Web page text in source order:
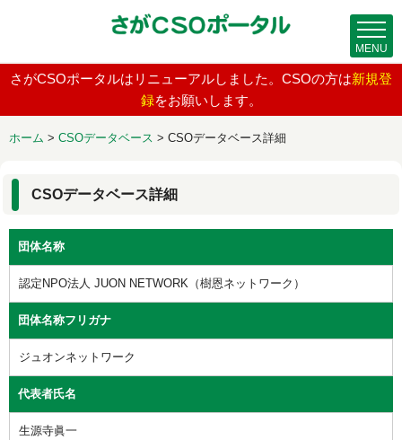
さがCSOポータルはリニューアルしました。CSOの方は新規登
録をお願いします。
ホーム > CSOデータベース > CSOデータベース詳細
CSOデータベース詳細
団体名称
認定NPO法人 JUON NETWORK（樹恩ネットワーク）
団体名称フリガナ
ジュオンネットワーク
代表者氏名
生源寺眞一
MENU